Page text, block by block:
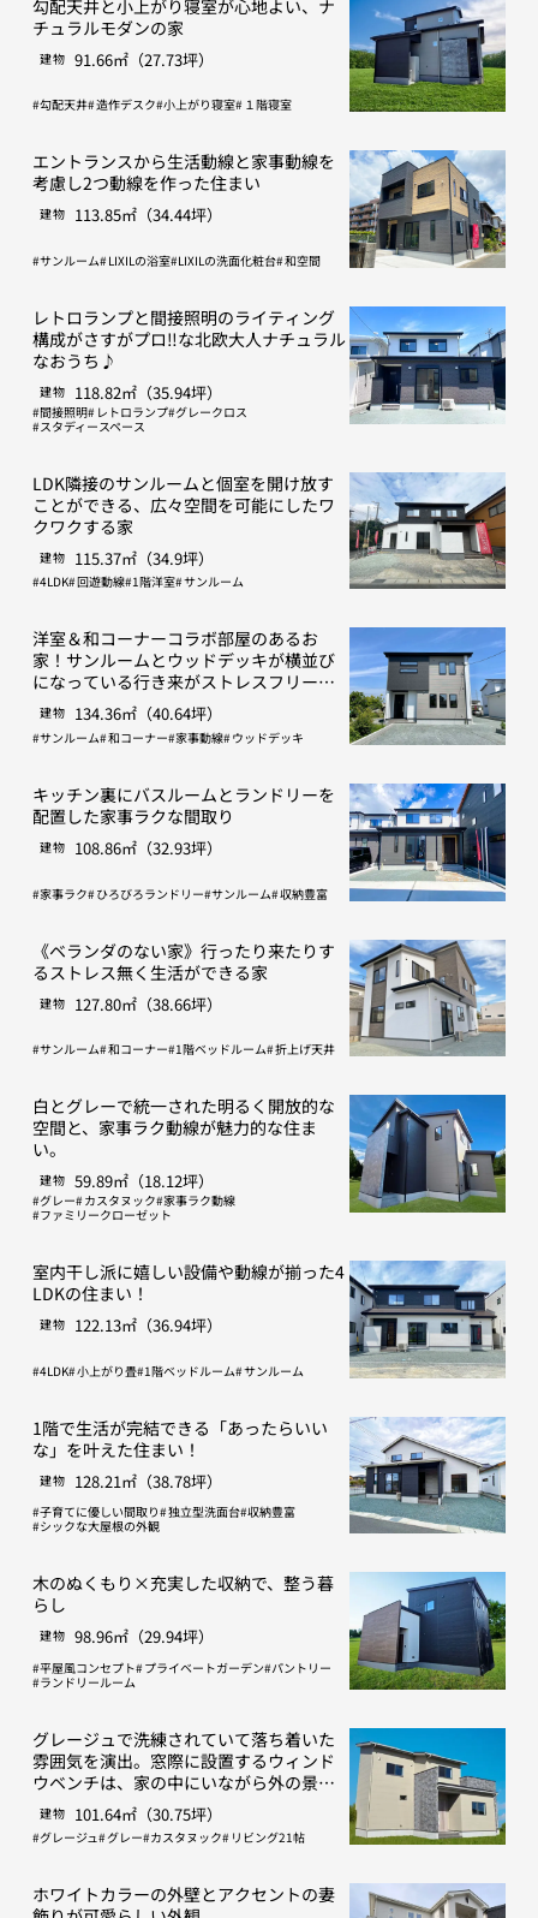
勾配天井と小上がり寝室が心地よい、ナ
チュラルモダンの家
建物 91.66㎡（27.73坪）
勾配天井 造作デスク 小上がり寝室 １階寝室
エントランスから生活動線と家事動線を
考慮し2つ動線を作った住まい
建物 113.85㎡（34.44坪）
サンルーム LIXILの浴室 LIXILの洗面化粧台 和空間
レトロランプと間接照明のライティング
構成がさすがプロ‼な北欧大人ナチュラル
なおうち♪
建物 118.82㎡（35.94坪）
間接照明 レトロランプ グレークロス
スタディースペース
LDK隣接のサンルームと個室を開け放す
ことができる、広々空間を可能にしたワ
クワクする家
建物 115.37㎡（34.9坪）
4LDK 回遊動線 1階洋室 サンルーム
洋室＆和コーナーコラボ部屋のあるお
家！サンルームとウッドデッキが横並び
になっている行き来がストレスフリーな
間取り
建物 134.36㎡（40.64坪）
サンルーム 和コーナー 家事動線 ウッドデッキ
キッチン裏にバスルームとランドリーを
配置した家事ラクな間取り
建物 108.86㎡（32.93坪）
家事ラク ひろびろランドリー サンルーム 収納豊富
《ベランダのない家》行ったり来たりす
るストレス無く生活ができる家
建物 127.80㎡（38.66坪）
サンルーム 和コーナー 1階ベッドルーム 折上げ天井
白とグレーで統一された明るく開放的な
空間と、家事ラク動線が魅力的な住ま
い。
建物 59.89㎡（18.12坪）
グレー カスタヌック 家事ラク動線
ファミリークローゼット
室内干し派に嬉しい設備や動線が揃った4
LDKの住まい！
建物 122.13㎡（36.94坪）
4LDK 小上がり畳 1階ベッドルーム サンルーム
1階で生活が完結できる「あったらいい
な」を叶えた住まい！
建物 128.21㎡（38.78坪）
子育てに優しい間取り 独立型洗面台 収納豊富
シックな大屋根の外観
木のぬくもり×充実した収納で、整う暮
らし
建物 98.96㎡（29.94坪）
平屋風コンセプト プライベートガーデン パントリー
ランドリールーム
グレージュで洗練されていて落ち着いた
雰囲気を演出。窓際に設置するウィンド
ウベンチは、家の中にいながら外の景色
や光を感じられる。
建物 101.64㎡（30.75坪）
グレージュ グレー カスタヌック リビング21帖
ホワイトカラーの外壁とアクセントの妻